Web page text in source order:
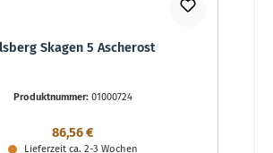
Skagen 5 Ascherost
Produktnummer: 01000724
Regulärer Preis:
86,56 €
Lieferzeit ca. 2-3 Wochen